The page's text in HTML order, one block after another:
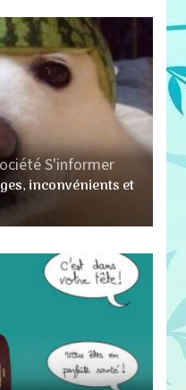
S'informer
inconvénients et